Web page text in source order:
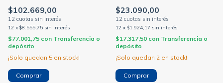
SICA 20a ne
$102.669,00
12 x $8.555,75 sin interés
$77.001,75 con Transferencia o
depósito
¡Solo quedan 5 en stock!
e8
$23.090,00
12 x $1.924,17 sin interés
$17.317,50 con Transferencia o
depósito
¡Solo quedan 2 en stock!